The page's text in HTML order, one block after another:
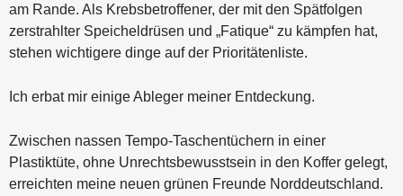
am Rande. Als Krebsbetroffener, der mit den Spätfolgen
zerstrahlter Speicheldrüsen und „Fatique“ zu kämpfen hat,
stehen wichtigere dinge auf der Prioritätenliste.
Ich erbat mir einige Ableger meiner Entdeckung.
Zwischen nassen Tempo-Taschentüchern in einer
Plastiktüte, ohne Unrechtsbewusstsein in den Koffer gelegt,
erreichten meine neuen grünen Freunde Norddeutschland.